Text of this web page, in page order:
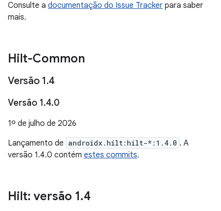
Consulte a documentação do Issue Tracker para saber
mais.
Hilt-Common
Versão 1.4
Versão 1.4.0
1º de julho de 2026
Lançamento de androidx.hilt:hilt-*:1.4.0 . A
versão 1.4.0 contém estes commits.
Hilt: versão 1.4